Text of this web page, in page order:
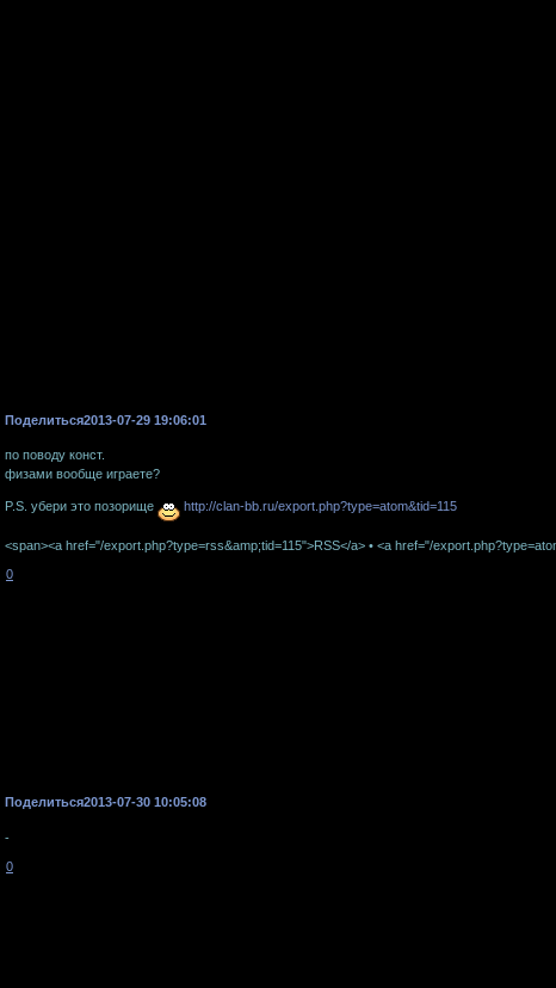
Поделиться2013-07-29 19:06:01
по поводу конст.
физами вообще играете?
P.S. убери это позорище http://clan-bb.ru/export.php?type=atom&tid=115
<span><a href="/export.php?type=rss&amp;tid=115">RSS</a> • <a href="/
0
Поделиться2013-07-30 10:05:08
-
0